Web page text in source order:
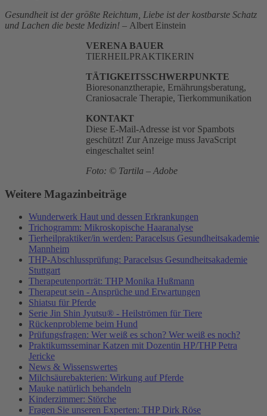
Gesundheit ist der größte Reichtum, Liebe ist der kostbarste Schatz
und Lachen die beste Medizin! – Albert Einstein
VERENA BAUER
TIERHEILPRAKTIKERIN
TÄTIGKEITSSCHWERPUNKTE
Bioresonanztherapie, Ernährungsberatung,
Craniosacrale Therapie, Tierkommunikation
KONTAKT
Diese E-Mail-Adresse ist vor Spambots
geschützt! Zur Anzeige muss JavaScript
eingeschaltet sein!
Foto: © Tartila – Adobe
Weitere Magazinbeiträge
Wunderwerk Haut und dessen Erkrankungen
Trichogramm: Mikroskopische Haaranalyse
Tierheilpraktiker/in werden: Paracelsus Gesundheitsakademie
Mannheim
THP-Abschlussprüfung: Paracelsus Gesundheitsakademie
Stuttgart
Therapeutenporträt: THP Monika Hußmann
Therapeut sein - Ansprüche und Erwartungen
Shiatsu für Pferde
Serie Jin Shin Jyutsu® - Heilströmen für Tiere
Rückenprobleme beim Hund
Prüfungsfragen: Wer weiß es schon? Wer weiß es noch?
Praktikumsseminar Katzen mit Dozentin HP/THP Petra
Jericke
News & Wissenswertes
Milchsäurebakterien: Wirkung auf Pferde
Mauke natürlich behandeln
Kinderzimmer: Störche
Fragen Sie unseren Experten: THP Dirk Röse